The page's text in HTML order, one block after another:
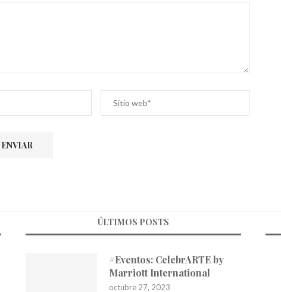
ÚLTIMOS POSTS
#Eventos: CelebrARTE by
Marriott International
octubre 27, 2023